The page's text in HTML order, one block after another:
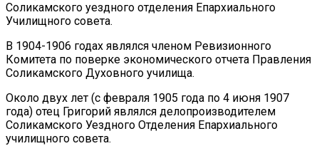
Соликамского уездного отделения Епархиального
Училищного совета.
В 1904-1906 годах являлся членом Ревизионного
Комитета по поверке экономического отчета Правления
Соликамского Духовного училища.
Около двух лет (с февраля 1905 года по 4 июня 1907
года) отец Григорий являлся делопроизводителем
Соликамского Уездного Отделения Епархиального
училищного совета.